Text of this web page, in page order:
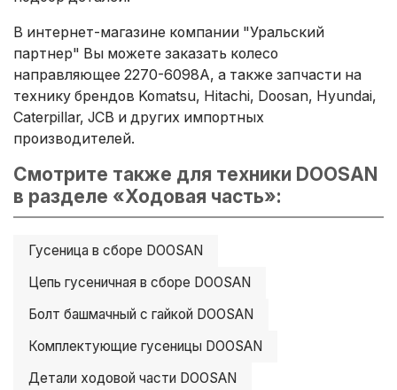
В интернет-магазине компании "Уральский
партнер" Вы можете заказать колесо
направляющее 2270-6098A, а также запчасти на
технику брендов Komatsu, Hitachi, Doosan, Hyundai,
Caterpillar, JCB и других импортных
производителей.
Смотрите также для техники DOOSAN
в разделе «Ходовая часть»:
Гусеница в сборе DOOSAN
Цепь гусеничная в сборе DOOSAN
Болт башмачный с гайкой DOOSAN
Комплектующие гусеницы DOOSAN
Детали ходовой части DOOSAN